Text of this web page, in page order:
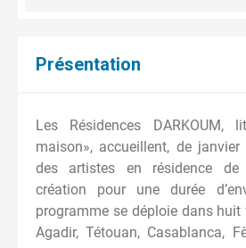
Présentation
Les Résidences DARKOUM,
maison», accueillent, de
des artistes en résidence
création pour une durée
programme se déploie dans
Agadir, Tétouan, Casablanca,